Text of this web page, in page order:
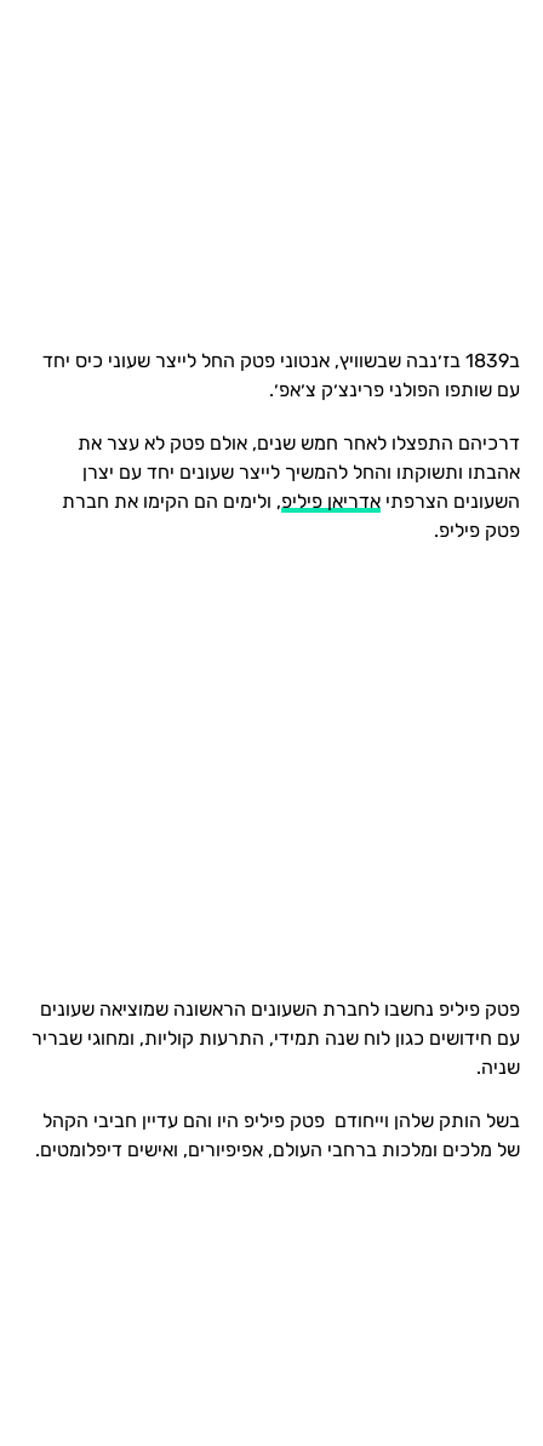
ב1839 בז׳נבה שבשוויץ, אנטוני פטק החל לייצר שעוני כיס יחד
עם שותפו הפולני פרינצ׳ק צ׳אפ׳.
דרכיהם התפצלו לאחר חמש שנים, אולם פטק לא עצר את
אהבתו ותשוקתו והחל להמשיך לייצר שעונים יחד עם יצרן
השעונים הצרפתי אדריאן פיליפ, ולימים הם הקימו את חברת
פטק פיליפ.
פטק פיליפ נחשבו לחברת השעונים הראשונה שמוציאה שעונים
עם חידושים כגון לוח שנה תמידי, התרעות קוליות, ומחוגי שבריר
שניה.
בשל הותק שלהן וייחודם פטק פיליפ היו והם עדיין חביבי הקהל
של מלכים ומלכות ברחבי העולם, אפיפיורים, ואישים דיפלומטים.